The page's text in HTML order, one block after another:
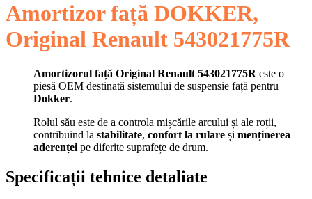
Amortizor față DOKKER,
Original Renault 543021775R
Amortizorul față Original Renault 543021775R este o
piesă OEM destinată sistemului de suspensie față pentru
Dokker.
Rolul său este de a controla mișcările arcului și ale roții,
contribuind la stabilitate, confort la rulare și menținerea
aderenței pe diferite suprafețe de drum.
Specificații tehnice detaliate